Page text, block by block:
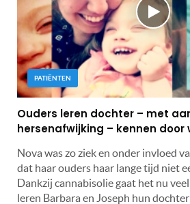
PATIËNTEN
Ouders leren dochter – met
hersenafwijking – kennen door
Nova was zo ziek en onder invloed
dat haar ouders haar lange tijd niet
Dankzij cannabisolie gaat het nu
leren Barbara en Joseph hun